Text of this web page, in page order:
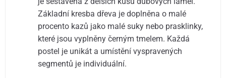
Základní kresba dřeva je doplněna o malé
procento kazů jako malé suky nebo prasklinky,
které jsou vyplněny černým tmelem. Každá
postel je unikát a umístění vyspravených
segmentů je individuální.